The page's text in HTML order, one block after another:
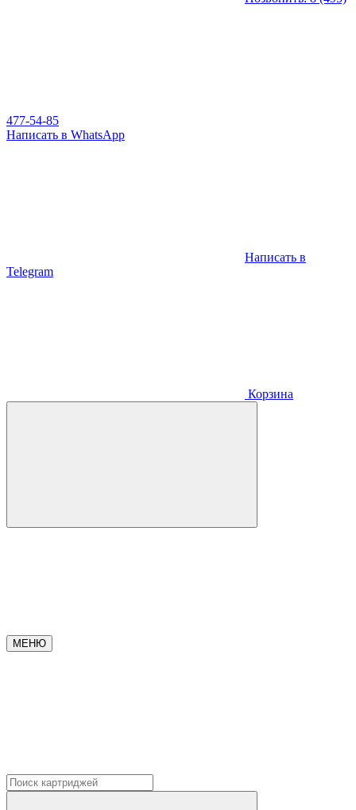
477-54-85
Написать в WhatsApp
Написать в
Telegram
Корзина
МЕНЮ